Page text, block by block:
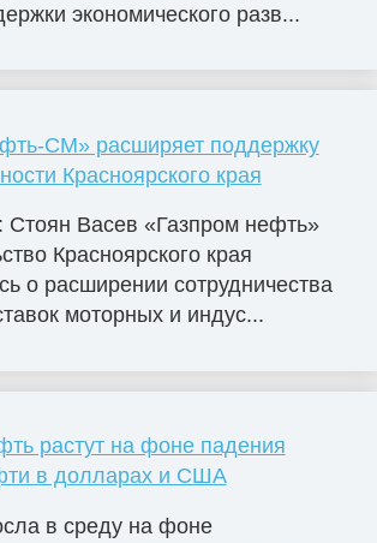
экономического разв...
СМ» расширяет поддержку
Красноярского края
Стоян Васев «Газпром нефть»
Красноярского края
о расширении сотрудничества
моторных и индус...
растут на фоне падения
в долларах и США
в среду на фоне